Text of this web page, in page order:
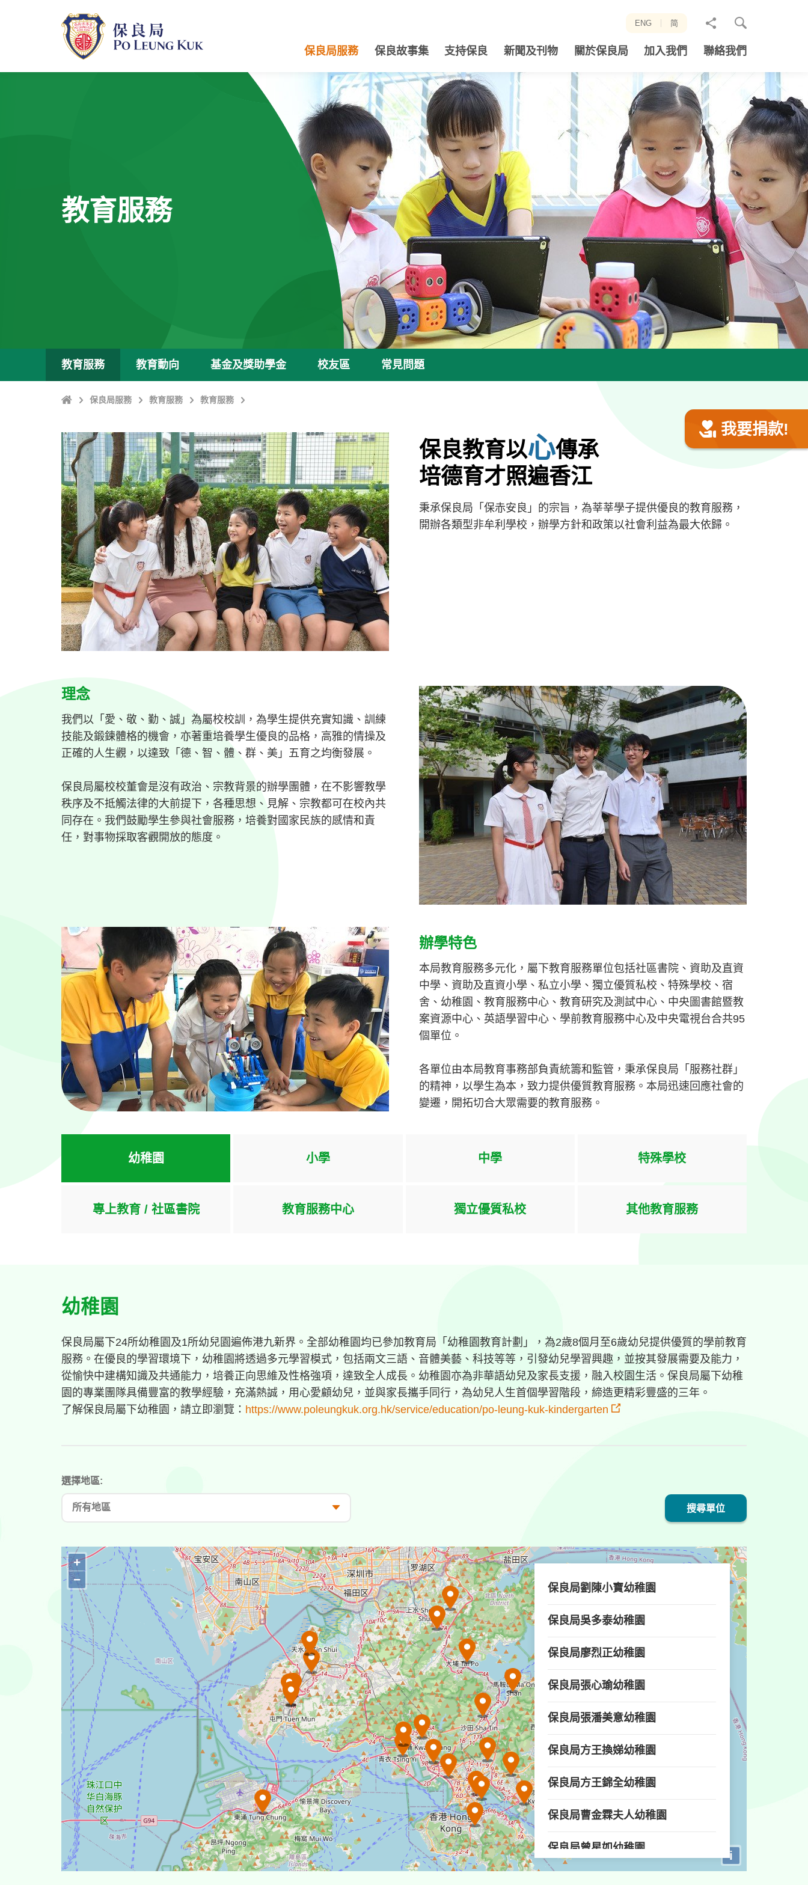
ENG 简
分
至
保良局服務 保良故事集 支持保良 新聞及刊物 關於保良局 加入我們 聯絡我們
教育服務
教育服務 教育動向 基金及獎助學金 校友區 常見問題
主
保良局服務 教育服務 教育服務
我要捐款!
保良教育以心傳承
培德育才照遍香江
秉承保良局「保赤安良」的宗旨，為莘莘學子提供優良的教育服務，
開辦各類型非牟利學校，辦學方針和政策以社會利益為最大依歸。
理念
我們以「愛、敬、勤、誠」為屬校校訓，為學生提供充實知識、訓練
技能及鍛鍊體格的機會，亦著重培養學生優良的品格，高雅的情操及
正確的人生觀，以達致「德、智、體、群、美」五育之均衡發展。
保良局屬校校董會是沒有政治、宗教背景的辦學團體，在不影響教學
秩序及不抵觸法律的大前提下，各種思想、見解、宗教都可在校內共
同存在。我們鼓勵學生參與社會服務，培養對國家民族的感情和責
任，對事物採取客觀開放的態度。
辦學特色
本局教育服務多元化，屬下教育服務單位包括社區書院、資助及直資
中學、資助及直資小學、私立小學、獨立優質私校、特殊學校、宿
舍、幼稚園、教育服務中心、教育研究及測試中心、中央圖書館暨教
案資源中心、英語學習中心、學前教育服務中心及中央電視台合共95
個單位。
各單位由本局教育事務部負責統籌和監管，秉承保良局「服務社群」
的精神，以學生為本，致力提供優質教育服務。本局迅速回應社會的
變遷，開拓切合大眾需要的教育服務。
幼稚園 小學 中學 特殊學校
專上教育 / 社區書院 教育服務中心 獨立優質私校 其他教育服務
幼稚園
保良局屬下24所幼稚園及1所幼兒園遍佈港九新界。全部幼稚園均已參加教育局「幼稚園教育計劃」，為2歲8個月至6歲幼兒提供優質的學前教育
服務。在優良的學習環境下，幼稚園將透過多元學習模式，包括兩文三語、音體美藝、科技等等，引發幼兒學習興趣，並按其發展需要及能力，
從愉快中建構知識及共通能力，培養正向思維及性格強項，達致全人成長。幼稚園亦為非華語幼兒及家長支援，融入校園生活。保良局屬下幼稚
園的專業團隊具備豐富的教學經驗，充滿熱誠，用心愛顧幼兒，並與家長攜手同行，為幼兒人生首個學習階段，締造更精彩豐盛的三年。
了解保良局屬下幼稚園，請立即瀏覽： https://www.poleungkuk.org.hk/service/education/po-leung-kuk-kindergarten
選擇地區:
搜尋單位
保良局劉陳小寶幼稚園
保良局吳多泰幼稚園
保良局廖烈正幼稚園
保良局張心瑜幼稚園
保良局張潘美意幼稚園
保良局方王換娣幼稚園
保良局方王錦全幼稚園
保良局曹金霖夫人幼稚園
保良局曾星如幼稚園
+
−
i